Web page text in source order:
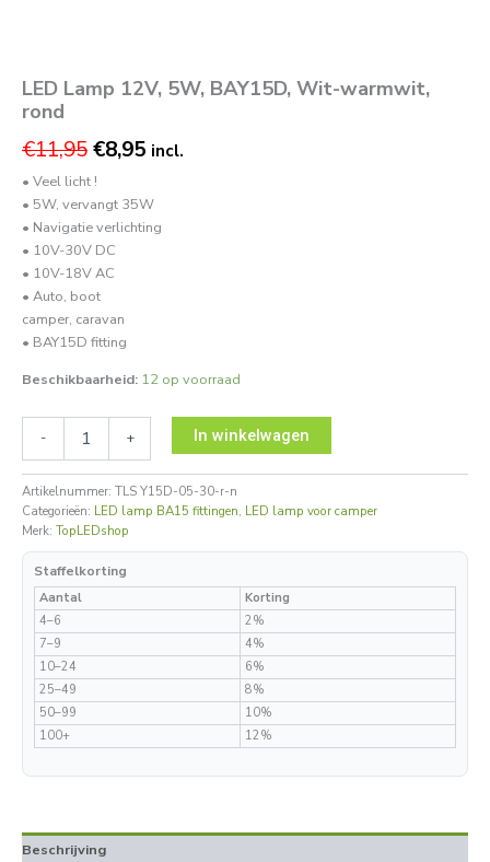
LED Lamp 12V, 5W, BAY15D, Wit-warmwit,
rond
€11,95€8,95 incl.
• Veel licht !
• 5W, vervangt 35W
• Navigatie verlichting
• 10V-30V DC
• 10V-18V AC
• Auto, boot
camper, caravan
• BAY15D fitting
Beschikbaarheid: 12 op voorraad
- + In winkelwagen
Artikelnummer: TLS Y15D-05-30-r-n
Categorieën: LED lamp BA15 fittingen, LED lamp voor camper
Merk: TopLEDshop
Staffelkorting
Aantal
Korting
4–6
2%
7–9
4%
10–24
6%
25–49
8%
50–99
10%
100+
12%
Beschrijving